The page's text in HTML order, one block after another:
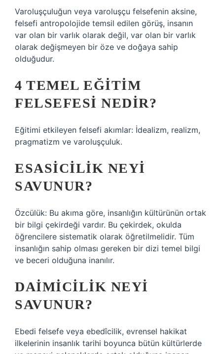
Varoluşçuluğun veya varoluşçu felsefenin aksine,
felsefi antropolojide temsil edilen görüş, insanın
var olan bir varlık olarak değil, var olan bir varlık
olarak değişmeyen bir öze ve doğaya sahip
olduğudur.
4 TEMEL EĞITIM
FELSEFESI NEDIR?
Eğitimi etkileyen felsefi akımlar: İdealizm, realizm,
pragmatizm ve varoluşçuluk.
ESASICILIK NEYI
SAVUNUR?
Özcülük: Bu akıma göre, insanlığın kültürünün ortak
bir bilgi çekirdeği vardır. Bu çekirdek, okulda
öğrencilere sistematik olarak öğretilmelidir. Tüm
insanlığın sahip olması gereken bir dizi temel bilgi
ve beceri olduğuna inanılır.
DAIMICILIK NEYI
SAVUNUR?
Ebedi felsefe veya ebedîcilik, evrensel hakikat
ilkelerinin insanlık tarihi boyunca bütün kültürlerde